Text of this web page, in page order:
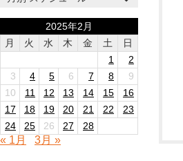
2025年2月
月
火 水 木 金 土
日
1
2
3
4 5 6 7 8
9
10
11 12 13 14 15
16
17
18 19 20 21 22
23
24
25 26 27 28
« 1月 3月 »